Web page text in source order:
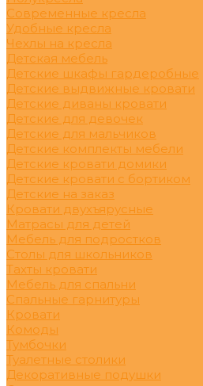
Современные кресла
Удобные кресла
Чехлы на кресла
Детская мебель
Детские шкафы гардеробные
Детские выдвижные кровати
Детские диваны кровати
Детские для девочек
Детские для мальчиков
Детские комплекты мебели
Детские кровати домики
Детские кровати с бортиком
Детские на заказ
Кровати двухъярусные
Матрасы для детей
Мебель для подростков
Столы для школьников
Тахты кровати
Мебель для спальни
Спальные гарнитуры
Кровати
Комоды
Тумбочки
Туалетные столики
Декоративные подушки